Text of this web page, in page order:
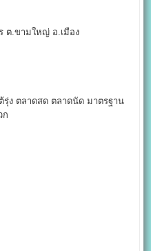
ต.ขามใหญ่ อ.เมือง
รุ่ง ตลาดสด ตลาดนัด มาตรฐาน
ก